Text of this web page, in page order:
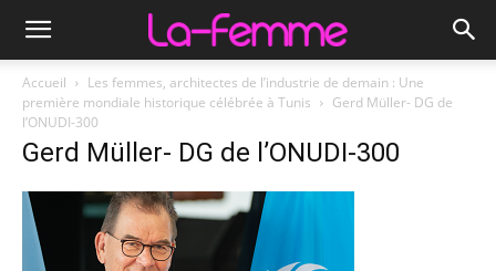
Accueil
Les femmes, architectes de l’industrie de demain : Une
première mondiale historique célébrée à Tunis
Gerd Müller- DG de
l’ONUDI-300
Gerd Müller- DG de l’ONUDI-300